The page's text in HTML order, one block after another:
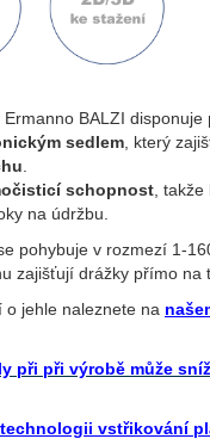
BALZI disponuje
sedlem , který
schopnost ,
na údržbu.
pohybuje v rozmezí 1-
zajišťují drážky přímo na
o jehle naleznete na
při při výrobě může
vstřikování